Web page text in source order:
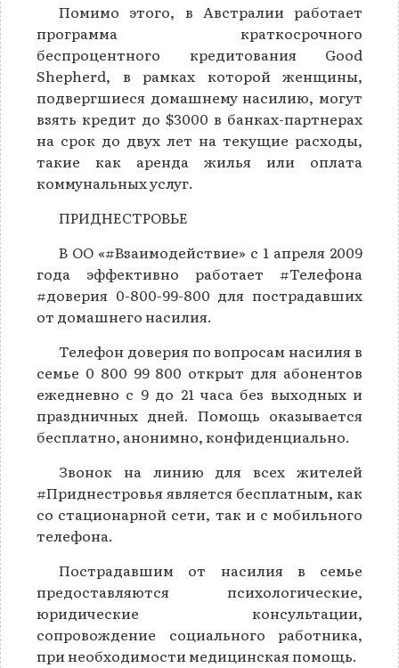
Помимо этого, в Австралии работает
программа краткосрочного
беспроцентного кредитования Good
Shepherd, в рамках которой женщины,
подвергшиеся домашнему насилию, могут
взять кредит до $3000 в банках-партнерах
на срок до двух лет на текущие расходы,
такие как аренда жилья или оплата
коммунальных услуг.
ПРИДНЕСТРОВЬЕ
В ОО «#Взаимодействие» с 1 апреля 2009
года эффективно работает #Телефона
#доверия 0-800-99-800 для пострадавших
от домашнего насилия.
Телефон доверия по вопросам насилия в
семье 0 800 99 800 открыт для абонентов
ежедневно с 9 до 21 часа без выходных и
праздничных дней. Помощь оказывается
бесплатно, анонимно, конфиденциально.
Звонок на линию для всех жителей
#Приднестровья является бесплатным, как
со стационарной сети, так и с мобильного
телефона.
Пострадавшим от насилия в семье
предоставляются психологические,
юридические консультации,
сопровождение социального работника,
при необходимости медицинская помощь.